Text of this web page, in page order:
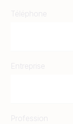
Téléphone
Entreprise
Profession